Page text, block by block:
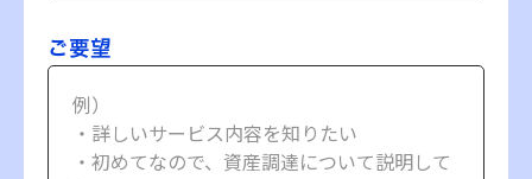
ご要望